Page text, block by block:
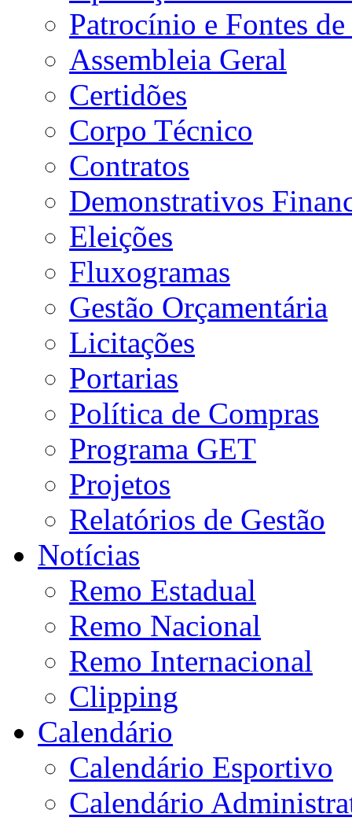
Patrocínio e Fontes de
Assembleia Geral
Certidões
Corpo Técnico
Contratos
Demonstrativos
Eleições
Fluxogramas
Gestão Orçamentária
Licitações
Portarias
Política de Compras
Programa GET
Projetos
Relatórios de Gestão
Notícias
Remo Estadual
Remo Nacional
Remo Internacional
Clipping
Calendário
Calendário Esportivo
Calendário